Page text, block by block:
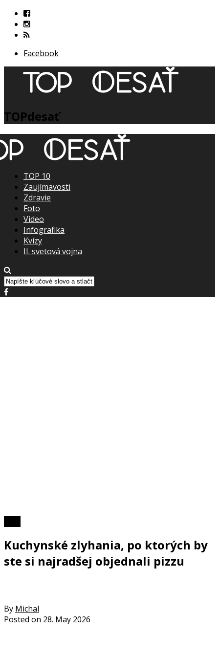
Facebook
TOPdesať
TOP 10
Zaujímavosti
Zdravie
Foto
Video
Infografika
Kvízy
II. svetová vojna
Kuchynské zlyhania, po ktorých by
ste si najradšej objednali pizzu
By Michal
Posted on 28. May 2026